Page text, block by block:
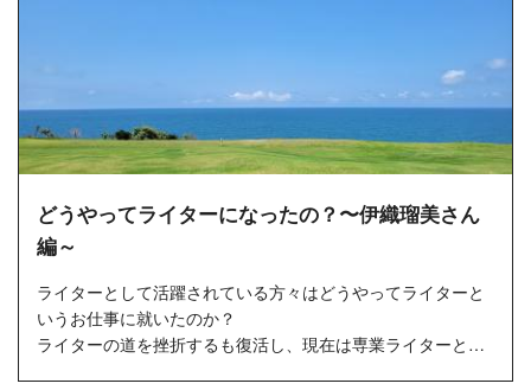
どうやってライターになったの？〜伊織瑠美さん
編～
ライターとして活躍されている方々はどうやってライターと
いうお仕事に就いたのか？
ライターの道を挫折するも復活し、現在は専業ライターとし